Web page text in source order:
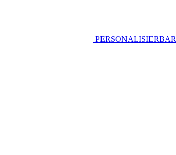
PERSONALISIERBAR